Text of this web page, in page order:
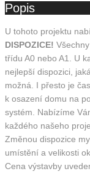
Popis
U tohoto projektu
DISPOZICE!
třídu A0 nebo A1. U
nejlepší dispozici,
možná. I přesto je
k osazení domu na
systém. Nabízíme
každého našeho
Změnou dispozice
umístění a velikosti
Cena výstavby